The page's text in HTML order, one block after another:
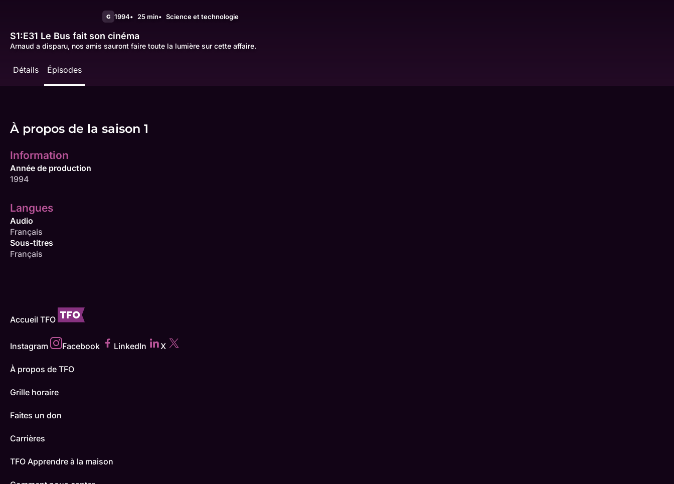
G 1994 25 min Science et technologie
S1:E31 Le Bus fait son cinéma
Arnaud a disparu, nos amis sauront faire toute la lumière sur cette affaire.
Détails Épisodes
À propos de la saison 1
Information
Année de production
1994
Langues
Audio
Français
Sous-titres
Français
Accueil TFO
Instagram Facebook LinkedIn X
À propos de TFO
Grille horaire
Faites un don
Carrières
TFO Apprendre à la maison